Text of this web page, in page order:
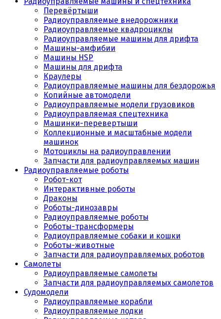
Перевёртыши
Радиоуправляемые внедорожники
Радиоуправляемые квадроциклы
Радиоуправляемые машины для дрифта
Машины-амфибии
Машины HSP
Машины для дрифта
Краулеры
Радиоуправляемые машины для бездорожья
Копийные автомодели
Радиоуправляемые модели грузовиков
Радиоуправляемая спецтехника
Машинки-перевертыши
Коллекционные и масштабные модели
машинок
Мотоциклы на радиоуправлении
Запчасти для радиоуправляемых машин
Радиоуправляемые роботы
Робот-кот
Интерактивные роботы
Драконы
Роботы-динозавры
Радиоуправляемые роботы
Роботы-трансформеры
Радиоуправляемые собаки и кошки
Роботы-животные
Запчасти для радиоуправляемых роботов
Самолеты
Радиоуправляемые самолеты
Запчасти для радиоуправляемых самолетов
Судомодели
Радиоуправляемые корабли
Радиоуправляемые лодки